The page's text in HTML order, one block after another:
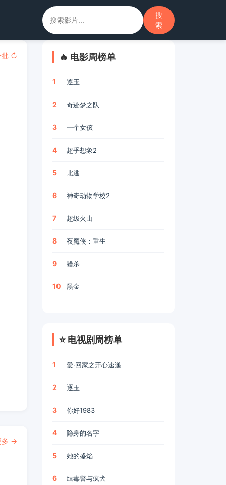
搜
索
批 ↻
多 →
🔥 电影周榜单
1 逐玉
2 奇迹梦之队
3 一个女孩
4 超乎想象2
5 北逃
6 神奇动物学校2
7 超级火山
8 夜魔侠：重生
9 猎杀
10 黑金
⭐ 电视剧周榜单
1 爱·回家之开心速递
2 逐玉
3 你好1983
4 隐身的名字
5 她的盛焰
6 缉毒警与疯犬